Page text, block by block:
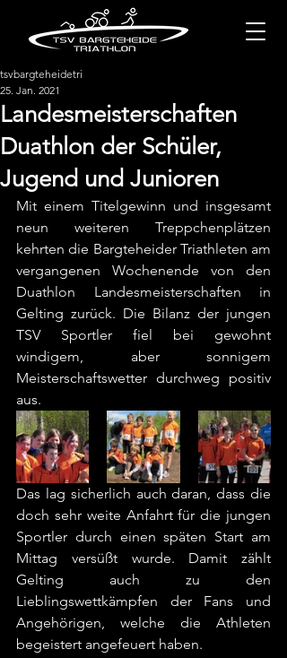
Landesmeisterschaften
Duathlon der Schüler,
Jugend und Junioren
tsvbargteheidetri
25. Jan. 2021
Mit einem Titelgewinn und insgesamt
neun weiteren Treppchenplätzen
kehrten die Bargteheider Triathleten am
vergangenen Wochenende von den
Duathlon Landesmeisterschaften in
Gelting zurück. Die Bilanz der jungen
TSV Sportler fiel bei gewohnt
windigem, aber sonnigem
Meisterschaftswetter durchweg positiv
aus.
Das lag sicherlich auch daran, dass die
doch sehr weite Anfahrt für die jungen
Sportler durch einen späten Start am
Mittag versüßt wurde. Damit zählt
Gelting auch zu den
Lieblingswettkämpfen der Fans und
Angehörigen, welche die Athleten
begeistert angefeuert haben.